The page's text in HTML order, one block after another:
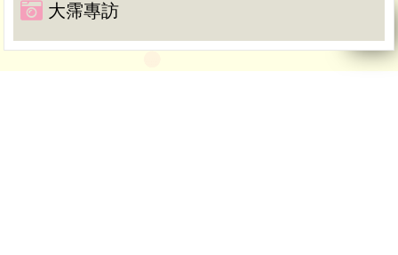
大霈專訪